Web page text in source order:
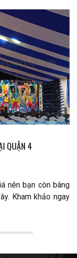
QUẬN 4
nên bạn còn bâng
Kham khảo ngay